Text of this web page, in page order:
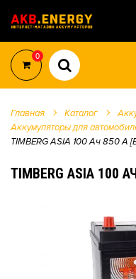
0
Главная Каталог
Аккумуляторы для
TIMBERG ASIA 100 Ач 850 А
TIMBERG ASIA 100